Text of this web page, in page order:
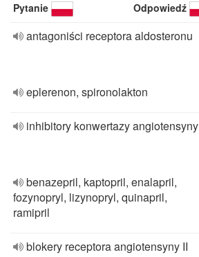
Pytanie Odpowiedź
antagoniści receptora aldosteronu
eplerenon, spironolakton
inhibitory konwertazy angiotensyny
benazepril, kaptopril, enalapril,
fozynopryl, lizynopryl, quinapril,
ramipril
blokery receptora angiotensyny II